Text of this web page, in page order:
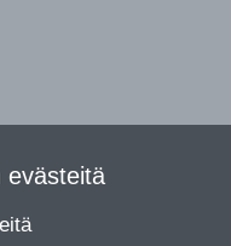
evästeitä